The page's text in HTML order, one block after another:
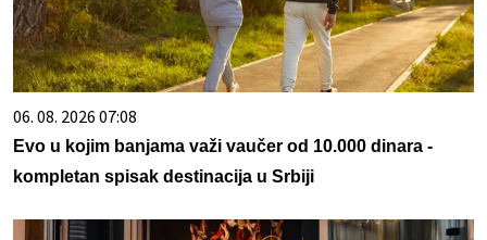
06. 08. 2026 07:08
Evo u kojim banjama važi vaučer od 10.000 dinara -
kompletan spisak destinacija u Srbiji